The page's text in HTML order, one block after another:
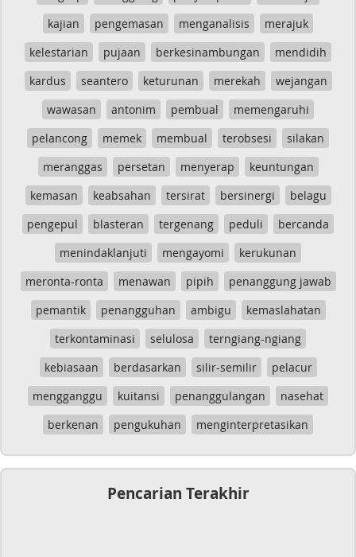
kajian
pengemasan menganalisis
merajuk
kelestarian
pujaan berkesinambungan
mendidih
kardus
seantero keturunan merekah
wejangan
wawasan
antonim pembual
memengaruhi
pelancong
memek membual terobsesi
silakan
meranggas
persetan menyerap
keuntungan
kemasan
keabsahan tersirat bersinergi
belagu
pengepul
blasteran tergenang peduli
bercanda
menindaklanjuti
mengayomi
kerukunan
meronta-ronta
menawan pipih
penanggung jawab
pemantik
penangguhan ambigu
kemaslahatan
terkontaminasi
selulosa
terngiang-ngiang
kebiasaan
berdasarkan silir-semilir
pelacur
mengganggu
kuitansi penanggulangan
nasehat
berkenan
pengukuhan menginterpretasikan
Pencarian Terakhir